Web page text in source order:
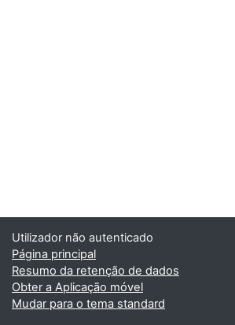
Utilizador não autenticado
Página principal
Resumo da retenção de dados
Obter a Aplicação móvel
Mudar para o tema standard